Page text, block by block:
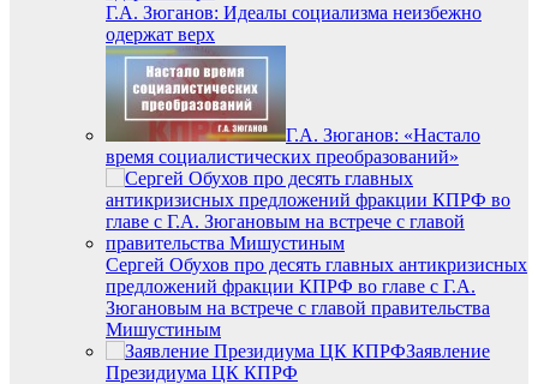
Г.А. Зюганов: Идеалы социализма неизбежно
одержат верх
Г.А. Зюганов: «Настало
время социалистических преобразований»
Сергей Обухов про десять главных антикризисных
предложений фракции КПРФ во главе с Г.А.
Зюгановым на встрече с главой правительства
Мишустиным
Заявление
Президиума ЦК КПРФ